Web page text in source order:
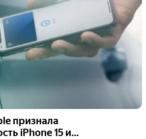
признала
iPhone 15 и...